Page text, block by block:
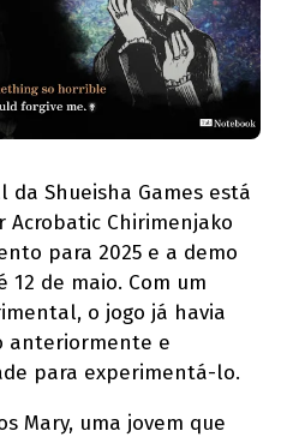
Shueisha Games está
Acrobatic Chirimenjako
para 2025 e a demo
de maio. Com um
o jogo já havia
anteriormente e
para experimentá-lo.
Mary, uma jovem que